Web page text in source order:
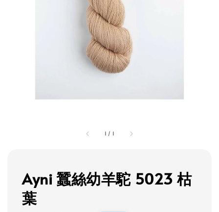
1 / 1
Ayni 蠶絲幼羊駝 5023 枯
葉